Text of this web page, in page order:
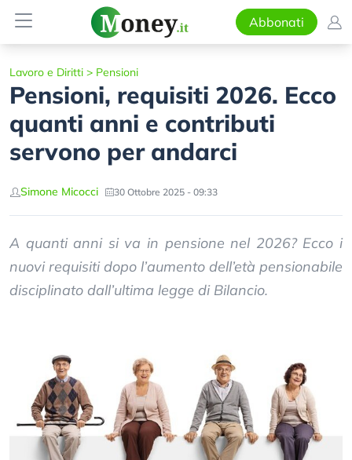
Abbonati
Lavoro e Diritti > Pensioni
Pensioni, requisiti 2026. Ecco
quanti anni e contributi
servono per andarci
Simone Micocci 30 Ottobre 2025 - 09:33
A quanti anni si va in pensione nel 2026? Ecco i
nuovi requisiti dopo l’aumento dell’età pensionabile
disciplinato dall’ultima legge di Bilancio.